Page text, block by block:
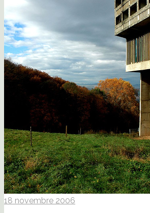
18 novembre 2006